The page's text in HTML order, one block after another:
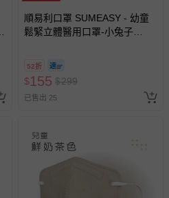
順易利口罩 SUMEASY - 幼童
鬆緊立體醫用口罩-小兔子
52折
$155 $299
已售出 25